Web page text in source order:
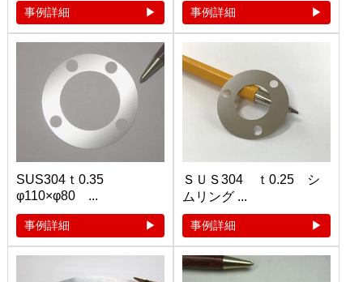
事例詳細 事例詳細
SUS304ｔ0.35
φ110×φ80 ...
事例詳細
ＳＵＳ304 ｔ0.25 シ
ムリング ...
事例詳細